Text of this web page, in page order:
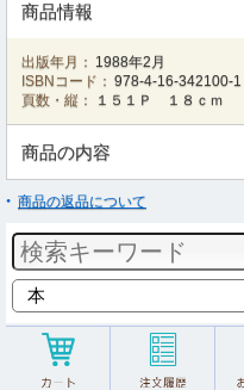
商品情報
出版年月： 1988年2月
ISBNコード： 978-4-16-342100-1
頁数・縦：
１５１Ｐ １８ｃｍ
商品の内容
商品の返品について